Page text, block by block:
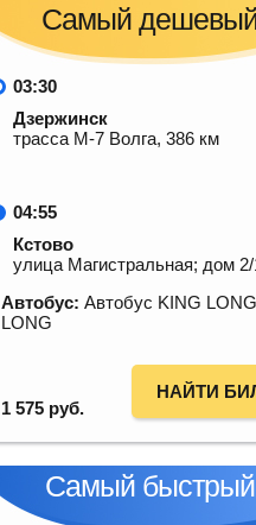
Самый
03:30
Дзержинск
трасса М-7 Волга, 386 км
04:55
Кстово
улица Магистральная; дом 2/
Автобус: Автобус KING
LONG
1 575 руб.
НАЙТИ
Самый быстрый